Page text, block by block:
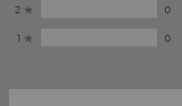
2
0
1
0